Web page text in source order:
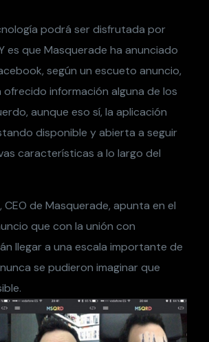
podrá ser disfrutada por
es que Masquerade ha anunciado
según un escueto anuncio,
ofrecido información alguna de los
aunque eso sí, la aplicación
disponible y abierta a seguir
características a lo largo del
CEO de Masquerade, apunta en el
que con la unión con
llegar a una escala importante de
se pudieron imaginar que